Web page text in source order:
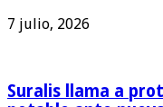
7 julio, 2026
Suralis llama a